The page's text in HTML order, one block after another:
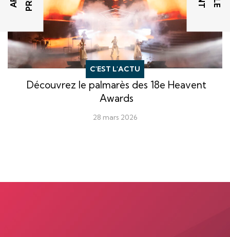
C'EST L'ACTU
Découvrez le palmarès des 18e Heavent
Awards
28 mars 2026